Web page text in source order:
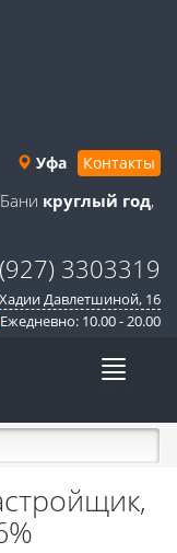
Уфа Контакты
круглый год,
3303319
Давлетшиной, 16
Ежедневно: 10.00 - 20.00